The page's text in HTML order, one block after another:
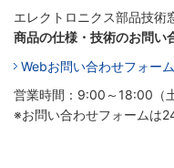
エレクトロニクス部品技術
商品の仕様・技術のお問い
Webお問い合わせフォーム
営業時間：9:00～18:00（
※お問い合わせフォームは